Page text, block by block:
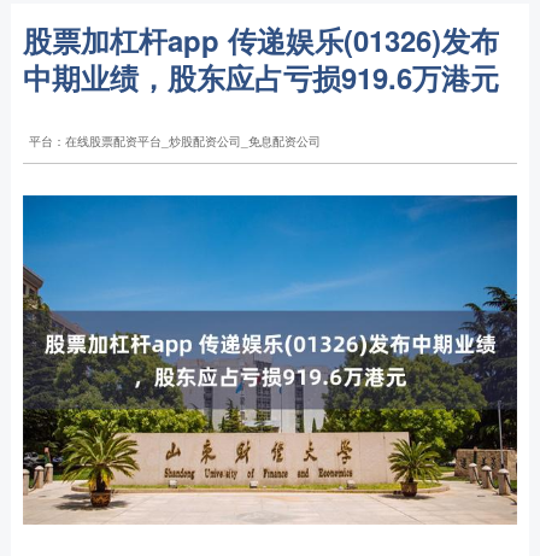
股票加杠杆app 传递娱乐(01326)发布
中期业绩，股东应占亏损919.6万港元
平台：在线股票配资平台_炒股配资公司_免息配资公司